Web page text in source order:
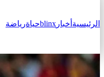
الرئيسية أخبار blinxحياةرياضة